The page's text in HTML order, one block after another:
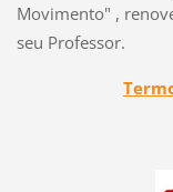
Movimento" ,
seu Professor.